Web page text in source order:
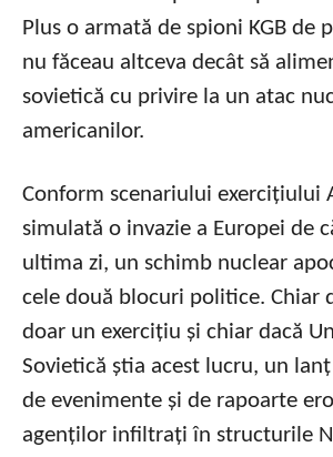
Plus o armată de spioni KGB de
nu făceau altceva decât să
sovietică cu privire la un atac
americanilor.
Conform scenariului exercițiului
simulată o invazie a Europei de
ultima zi, un schimb nuclear
cele două blocuri politice. Chiar
doar un exercițiu și chiar dacă
Sovietică știa acest lucru, un
de evenimente și de rapoarte
agenților infiltrați în structurile